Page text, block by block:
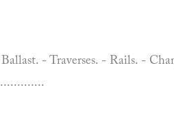
- Traverses. - Rails. -